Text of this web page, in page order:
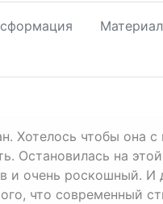
Хотелось чтобы она
Остановилась на
и очень роскошный. И
что современный